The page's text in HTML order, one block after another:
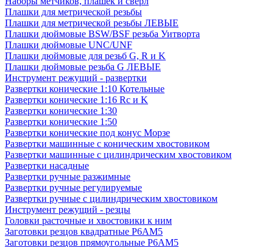
Плашки для метрической резьбы
Плашки для метрической резьбы ЛЕВЫЕ
Плашки дюймовые BSW/BSF резьба Уитворта
Плашки дюймовые UNC/UNF
Плашки дюймовые для резьб G, R и K
Плашки дюймовые резьба G ЛЕВЫЕ
Инструмент режущий - развертки
Развертки конические 1:10 Котельные
Развертки конические 1:16 Rc и K
Развертки конические 1:30
Развертки конические 1:50
Развертки конические под конус Морзе
Развертки машинные с коническим хвостовиком
Развертки машинные с цилиндрическим хвостовиком
Развертки насадные
Развертки ручные разжимные
Развертки ручные регулируемые
Развертки ручные с цилиндрическим хвостовиком
Инструмент режущий - резцы
Головки расточные и хвостовики к ним
Заготовки резцов квадратные Р6АМ5
Заготовки резцов прямоугольные Р6АМ5